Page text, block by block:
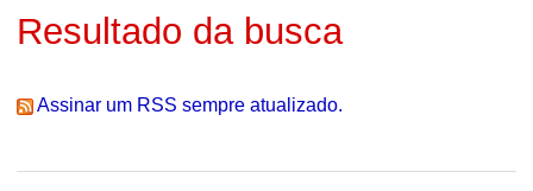
Resultado da busca
Assinar um RSS sempre atualizado.